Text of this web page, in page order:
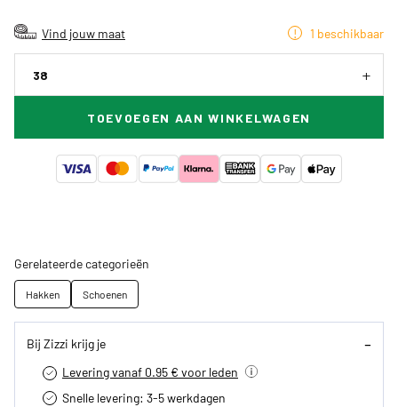
Vind jouw maat 1 beschikbaar
38
TOEVOEGEN AAN WINKELWAGEN
Gerelateerde categorieën
Hakken Schoenen
Bij Zizzi krijg je
Levering vanaf 0.95 € voor leden
Snelle levering: 3-5 werkdagen